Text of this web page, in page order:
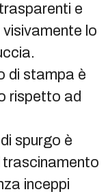
e
lo
di stampa è
rispetto ad
spurgo è
trascinamento
inceppi